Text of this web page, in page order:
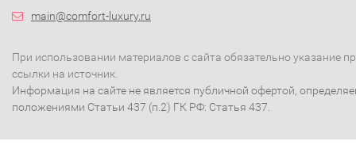
main@comfort-luxury.ru
При использовании материалов с сайта обязательно указание
ссылки на источник.
Информация на сайте не является публичной офертой,
положениями Статьи 437 (п.2) ГК РФ: Статья 437.